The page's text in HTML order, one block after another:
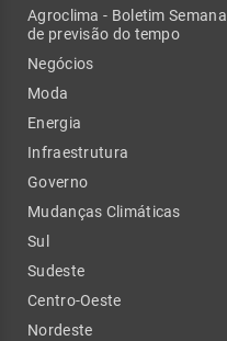
Agroclima - Boletim Semanal
de previsão do tempo
Negócios
Moda
Energia
Infraestrutura
Governo
Mudanças Climáticas
Sul
Sudeste
Centro-Oeste
Nordeste